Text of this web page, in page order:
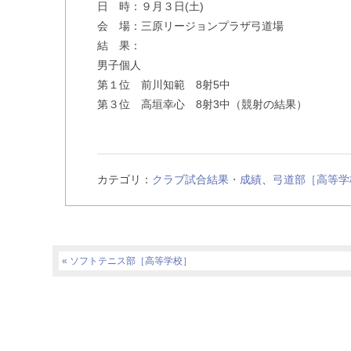
日 時：９月３日(土)
会 場：三原リージョンプラザ弓道場
結 果：
男子個人
第１位 前川知範 8射5中
第３位 高垣幸心 8射3中（競射の結果）
カテゴリ： クラブ試合結果・成績 弓道部［高等学
ソフトテニス部［高等学校］